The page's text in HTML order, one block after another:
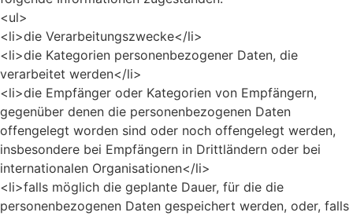
<ul>
<li>die Verarbeitungszwecke</li>
<li>die Kategorien personenbezogener Daten, die
verarbeitet werden</li>
<li>die Empfänger oder Kategorien von Empfängern,
gegenüber denen die personenbezogenen Daten
offengelegt worden sind oder noch offengelegt werden,
insbesondere bei Empfängern in Drittländern oder bei
internationalen Organisationen</li>
<li>falls möglich die geplante Dauer, für die die
personenbezogenen Daten gespeichert werden, oder, falls